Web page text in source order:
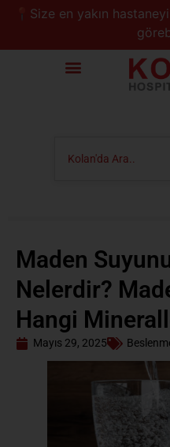
📍Size en yakın
Maden
Nelerdir?
Hangi
Mayıs 29, 2025